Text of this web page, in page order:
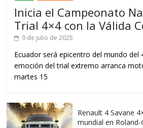
Inicia el Campeonato
Trial 4×4 con la Válida
9 de julio de 2025
Ecuador será epicentro del mundo del
emoción del trial extremo arranca
martes 15
Renault 4 Savane
mundial en